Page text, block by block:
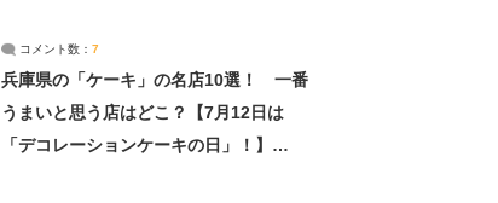
コメント数： 7
兵庫県の「ケーキ」の名店10選！ 一番
うまいと思う店はどこ？【7月12日は
「デコレーションケーキの日」！】